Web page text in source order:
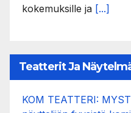
kokemuksille ja [...]
Teatterit Ja
KOM TEATTERI: